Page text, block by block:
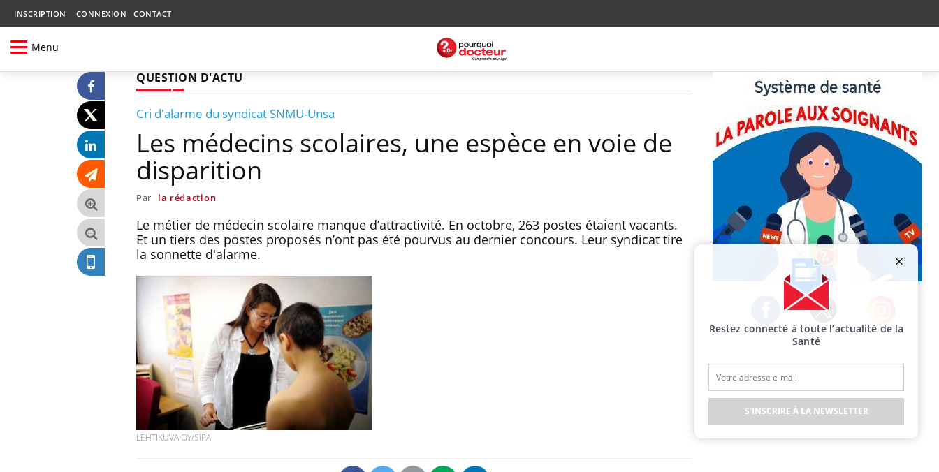
INSCRIPTION CONNEXION CONTACT
Menu
QUESTION D'ACTU
Cri d'alarme du syndicat SNMU-Unsa
Les médecins scolaires, une espèce en voie de
disparition
Par la rédaction
Le métier de médecin scolaire manque d’attractivité. En octobre, 263 postes étaient vacants.
Et un tiers des postes proposés n’ont pas été pourvus au dernier concours. Leur syndicat tire
la sonnette d'alarme.
LEHTIKUVA OY/SIPA
Facebook Twitter Instagram
Restez connecté à toute l’actualité de la
Santé
S'INSCRIRE À LA NEWSLETTER